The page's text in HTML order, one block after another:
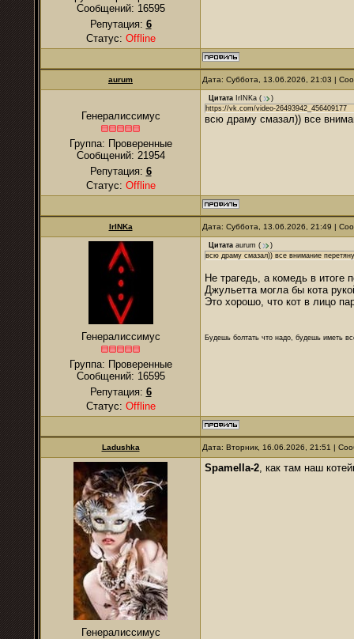
Сообщений: 16595
Репутация: 6
Статус: Offline
аurum Дата: Суббота, 13.06.2026, 21:03 |
Генералиссимус
Группа: Проверенные
Сообщений: 21954
Репутация: 6
Статус: Offline
Цитата IrINKa (
)
https://vk.com/video-26493942_456409177
всю драму смазал)) все
IrINKa Дата: Суббота, 13.06.2026, 21:49 |
Генералиссимус
Группа: Проверенные
Сообщений: 16595
Репутация: 6
Статус: Offline
Цитата аurum (
)
всю драму смазал)) все внимание
Не трагедь, а комедь в итоге
Джульетта могла бы кота
Это хорошо, что кот в лицо
Будешь болтать что надо, будешь иметь
Ladushkа Дата: Вторник, 16.06.2026, 21:51 |
Генералиссимус
Spamella-2, как там наш